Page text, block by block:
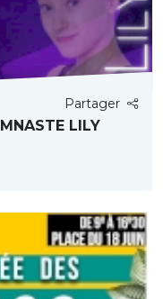
Partager
LILY